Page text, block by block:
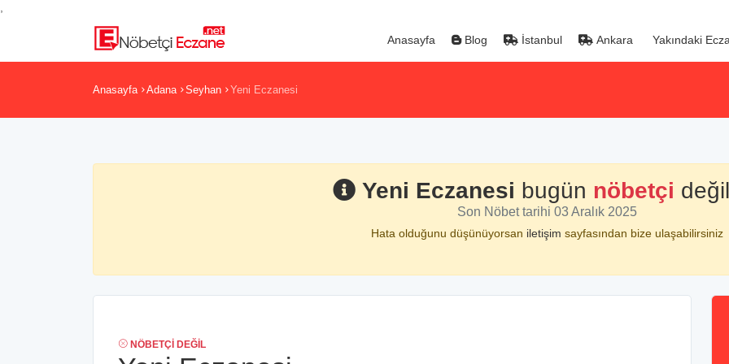
Anasayfa Blog İstanbul Ankara Yakındaki
Anasayfa Adana Seyhan Yeni Eczanesi
Yeni Eczanesi bugün nöbetçi
Son Nöbet tarihi 03 Aralık 2025
Hata olduğunu düşünüyorsan iletişim sayfasından bize ulaşabilirsiniz
NÖBETÇI DEĞIL